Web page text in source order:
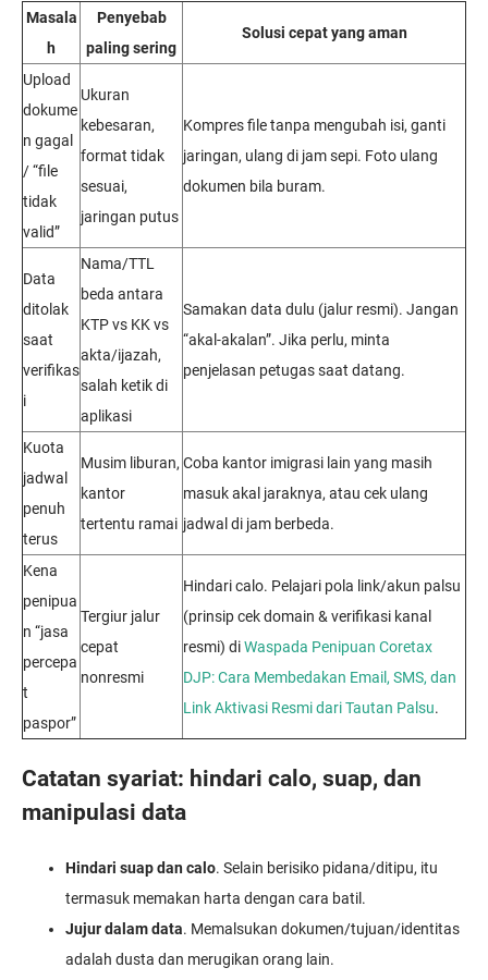
Masala
h
Penyebab
paling sering
Solusi cepat yang aman
Upload
dokume
n gagal
/ “file
tidak
valid”
Ukuran
kebesaran,
format tidak
sesuai,
jaringan putus
Kompres file tanpa mengubah isi, ganti
jaringan, ulang di jam sepi. Foto ulang
dokumen bila buram.
Data
ditolak
saat
verifikas
i
Nama/TTL
beda antara
KTP vs KK vs
akta/ijazah,
salah ketik di
aplikasi
Samakan data dulu (jalur resmi). Jangan
“akal-akalan”. Jika perlu, minta
penjelasan petugas saat datang.
Kuota
jadwal
penuh
terus
Musim liburan,
kantor
tertentu ramai
Coba kantor imigrasi lain yang masih
masuk akal jaraknya, atau cek ulang
jadwal di jam berbeda.
Kena
penipua
n “jasa
percepa
t
paspor”
Tergiur jalur
cepat
nonresmi
Hindari calo. Pelajari pola link/akun palsu
(prinsip cek domain & verifikasi kanal
resmi) diWaspada Penipuan Coretax
DJP: Cara Membedakan Email, SMS, dan
Link Aktivasi Resmi dari Tautan Palsu.
Catatan syariat: hindari calo, suap, dan
manipulasi data
Hindari suap dan calo. Selain berisiko pidana/ditipu, itu
termasuk memakan harta dengan cara batil.
Jujur dalam data. Memalsukan dokumen/tujuan/identitas
adalah dusta dan merugikan orang lain.